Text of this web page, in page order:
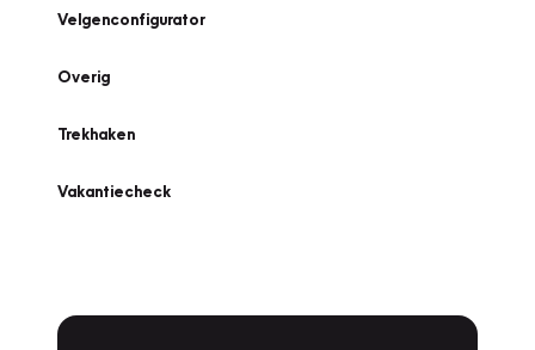
Velgenconfigurator
Overig
Trekhaken
Vakantiecheck